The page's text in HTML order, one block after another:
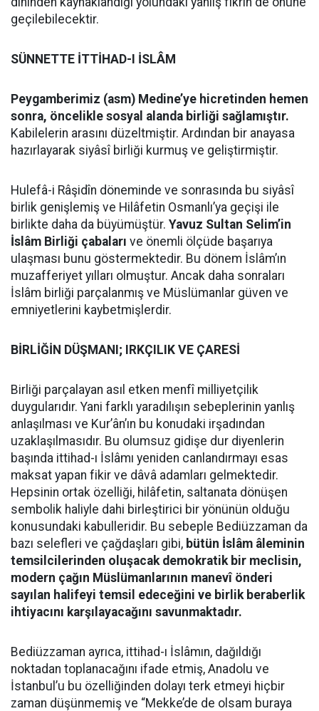
geçilebilecektir.
SÜNNETTE İTTİHAD-I İSLÂM
Peygamberimiz (asm) Medine’ye hicretinden hemen
sonra, öncelikle sosyal alanda birliği sağlamıştır.
Kabilelerin arasını düzeltmiştir. Ardından bir anayasa
hazırlayarak siyâsî birliği kurmuş ve geliştirmiştir.
Hulefâ-i Râşidîn döneminde ve sonrasında bu siyâsî
birlik genişlemiş ve Hilâfetin Osmanlı’ya geçişi ile
birlikte daha da büyümüştür. Yavuz Sultan Selim’in
İslâm Birliği çabaları ve önemli ölçüde başarıya
ulaşması bunu göstermektedir. Bu dönem İslâm’ın
muzafferiyet yılları olmuştur. Ancak daha sonraları
İslâm birliği parçalanmış ve Müslümanlar güven ve
emniyetlerini kaybetmişlerdir.
BİRLİĞİN DÜŞMANI; IRKÇILIK VE ÇARESİ
Birliği parçalayan asıl etken menfî milliyetçilik
duygularıdır. Yani farklı yaradılışın sebeplerinin yanlış
anlaşılması ve Kur’ân’ın bu konudaki irşadından
uzaklaşılmasıdır. Bu olumsuz gidişe dur diyenlerin
başında ittihad-ı İslâmı yeniden canlandırmayı esas
maksat yapan fikir ve dâvâ adamları gelmektedir.
Hepsinin ortak özelliği, hilâfetin, saltanata dönüşen
sembolik haliyle dahi birleştirici bir yönünün olduğu
konusundaki kabulleridir. Bu sebeple Bediüzzaman da
bazı selefleri ve çağdaşları gibi, bütün İslâm âleminin
temsilcilerinden oluşacak demokratik bir meclisin,
modern çağın Müslümanlarının manevî önderi
sayılan halifeyi temsil edeceğini ve birlik beraberlik
ihtiyacını karşılayacağını savunmaktadır.
Bediüzzaman ayrıca, ittihad-ı İslâmın, dağıldığı
noktadan toplanacağını ifade etmiş, Anadolu ve
İstanbul’u bu özelliğinden dolayı terk etmeyi hiçbir
zaman düşünmemiş ve “Mekke’de de olsam buraya